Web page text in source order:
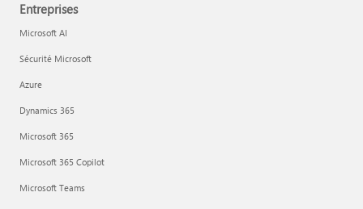
Entreprises
Microsoft AI
Sécurité Microsoft
Azure
Dynamics 365
Microsoft 365
Microsoft 365 Copilot
Microsoft Teams